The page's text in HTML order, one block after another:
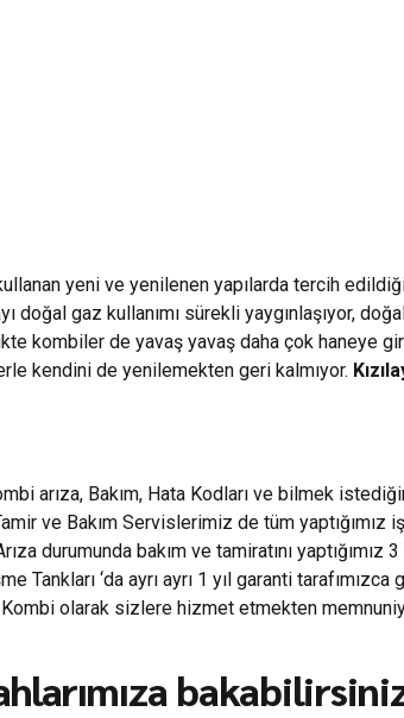
yeni ve yenilenen yapılarda tercih
doğal gaz kullanımı sürekli yaygınlaşıyor,
kombiler de yavaş yavaş daha çok haneye
kendini de yenilemekten geri kalmıyor.
arıza, Bakım, Hata Kodları ve bilmek
ve Bakım Servislerimiz de tüm yaptığımız
durumunda bakım ve tamiratını yaptığımız
‘da ayrı ayrı 1 yıl garanti tarafımızca
Kombi olarak sizlere hizmet etmekten